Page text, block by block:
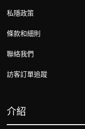
私隱政策
條款和細則
聯絡我們
訪客訂單追蹤
介紹